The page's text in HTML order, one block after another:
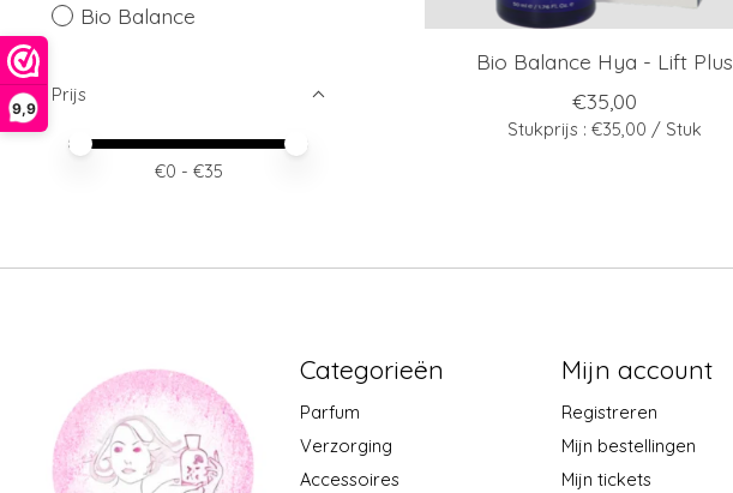
9,9
Bio Balance
Prijs
Minimale prijswaarde
Price maximum value
€0 - €35
Bio Balance Hya - Lift Plus
€35,00
Stukprijs : €35,00 / Stuk
Categorieën
Parfum
Verzorging
Accessoires
Mijn account
Registreren
Mijn bestellingen
Mijn tickets